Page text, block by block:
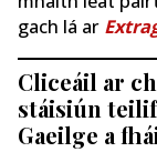
gach lá ar
Cliceáil ar
stáisiún
Gaeilge a